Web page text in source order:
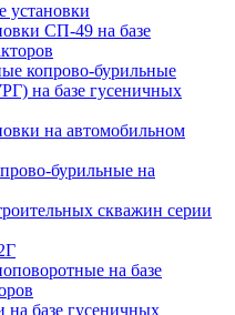
установки
СП-49 на базе
копрово-бурильные
на базе гусеничных
на автомобильном
бурильные на
скважин серии
на базе
на базе гусеничных